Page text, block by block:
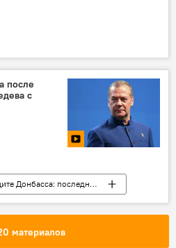
после
с
Спецоперация России по защите Донбасса: последние новости
Россия
материалов